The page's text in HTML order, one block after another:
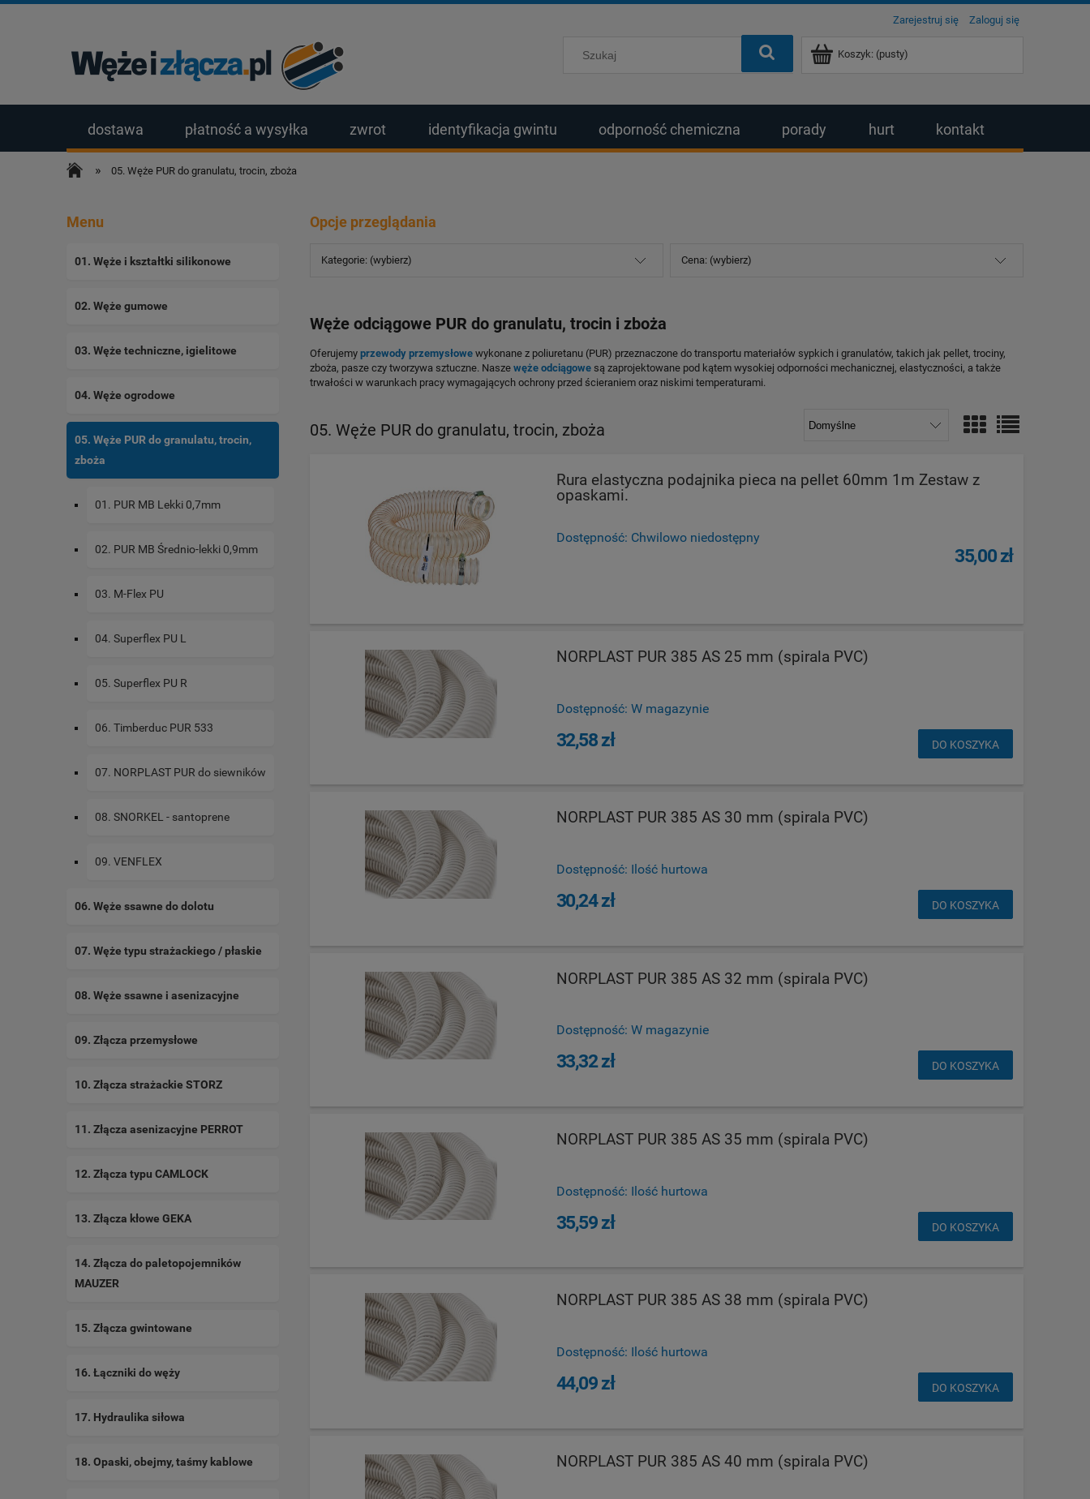
Zarejestruj się Zaloguj się
Koszyk: (pusty)
dostawa płatność a wysyłka zwrot identyfikacja gwintu odporność chemiczna porady hurt kontakt
» 05. Węże PUR do granulatu, trocin, zboża
Menu
01. Węże i kształtki silikonowe
02. Węże gumowe
03. Węże techniczne, igielitowe
04. Węże ogrodowe
05. Węże PUR do granulatu, trocin,
zboża
01. PUR MB Lekki 0,7mm
02. PUR MB Średnio-lekki 0,9mm
03. M-Flex PU
04. Superflex PU L
05. Superflex PU R
06. Timberduc PUR 533
07. NORPLAST PUR do siewników
08. SNORKEL - santoprene
09. VENFLEX
06. Węże ssawne do dolotu
07. Węże typu strażackiego / płaskie
08. Węże ssawne i asenizacyjne
09. Złącza przemysłowe
10. Złącza strażackie STORZ
11. Złącza asenizacyjne PERROT
12. Złącza typu CAMLOCK
13. Złącza kłowe GEKA
14. Złącza do paletopojemników
MAUZER
15. Złącza gwintowane
16. Łączniki do węży
17. Hydraulika siłowa
18. Opaski, obejmy, taśmy kablowe
Opcje przeglądania
Kategorie: (wybierz) Cena: (wybierz)
Węże odciągowe PUR do granulatu, trocin i zboża
Oferujemy przewody przemysłowe wykonane z poliuretanu (PUR) przeznaczone do transportu materiałów sypkich i granulatów, takich jak pellet, trociny,
zboża, pasze czy tworzywa sztuczne. Nasze węże odciągowe są zaprojektowane pod kątem wysokiej odporności mechanicznej, elastyczności, a także
trwałości w warunkach pracy wymagających ochrony przed ścieraniem oraz niskimi temperaturami.
05. Węże PUR do granulatu, trocin, zboża
Rura elastyczna podajnika pieca na pellet 60mm 1m Zestaw z
opaskami.
Dostępność: Chwilowo niedostępny
35,00 zł
NORPLAST PUR 385 AS 25 mm (spirala PVC)
Dostępność: W magazynie
32,58 zł DO KOSZYKA
NORPLAST PUR 385 AS 30 mm (spirala PVC)
Dostępność: Ilość hurtowa
30,24 zł DO KOSZYKA
NORPLAST PUR 385 AS 32 mm (spirala PVC)
Dostępność: W magazynie
33,32 zł DO KOSZYKA
NORPLAST PUR 385 AS 35 mm (spirala PVC)
Dostępność: Ilość hurtowa
35,59 zł DO KOSZYKA
NORPLAST PUR 385 AS 38 mm (spirala PVC)
Dostępność: Ilość hurtowa
44,09 zł DO KOSZYKA
NORPLAST PUR 385 AS 40 mm (spirala PVC)